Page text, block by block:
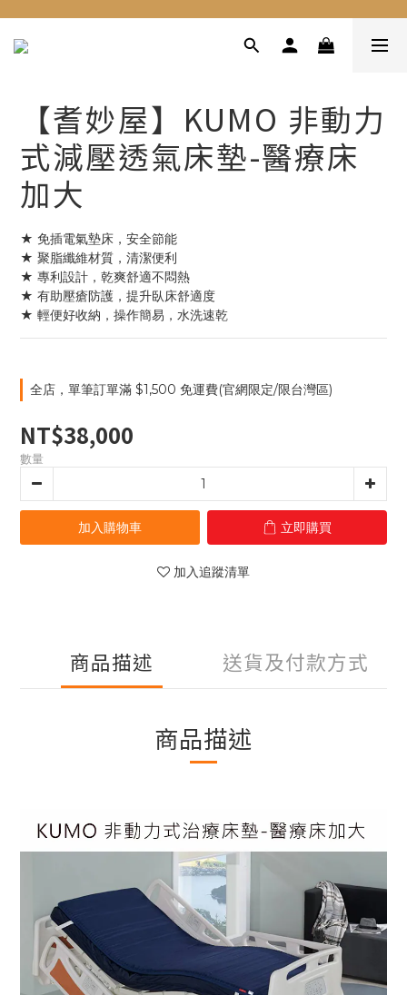
【耆妙屋】KUMO 非動力
式減壓透氣床墊-醫療床
加大
★ 免插電氣墊床，安全節能
★ 聚脂纖維材質，清潔便利
★ 專利設計，乾爽舒適不悶熱
★ 有助壓瘡防護，提升臥床舒適度
★ 輕便好收納，操作簡易，水洗速乾
全店，單筆訂單滿 $1,500 免運費(官網限定/限台灣區)
NT$38,000
數量
加入購物車 立即購買
加入追蹤清單
商品描述 送貨及付款方式
商品描述